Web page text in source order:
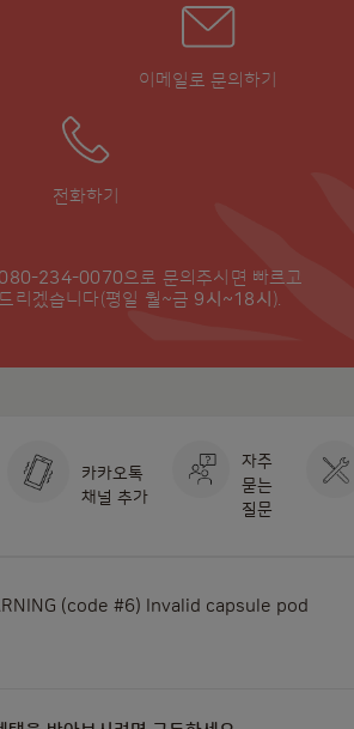
이메일로 문의하기
전화하기
080-234-0070으로 문의주시면 빠르고
리겠습니다(평일 월~금 9시~18시 ).
카카오톡
채널 추가
자주
묻는
질문
(code #6) Invalid capsule pod